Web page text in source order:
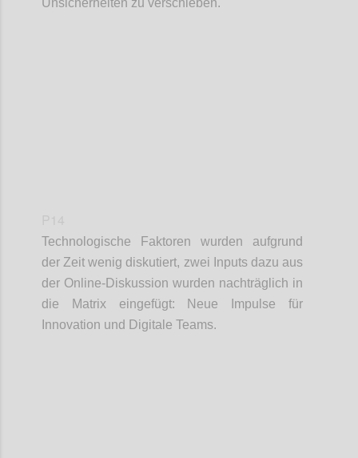
Unsicherheiten zu verschieben.
Technologische Faktoren wurden aufgrund
der Zeit wenig diskutiert, zwei Inputs dazu aus
der Online-Diskussion wurden nachträglich in
die Matrix eingefügt: Neue Impulse für
Innovation und Digitale Teams.